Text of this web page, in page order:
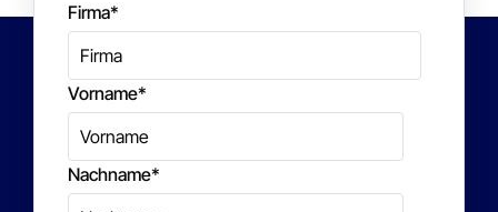
Firma*
Vorname*
Nachname*